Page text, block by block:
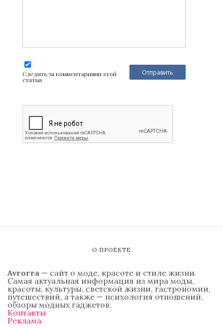
Следить за комментариями этой
статьи
О ПРОЕКТЕ
Avrorra — сайт о моде, красоте и стиле жизни.
Самая актуальная информация из мира моды,
красоты, культуры, светской жизни, гастрономии,
путешествий, а также — психология отношений,
обзоры модных гаджетов.
Контакты
Реклама